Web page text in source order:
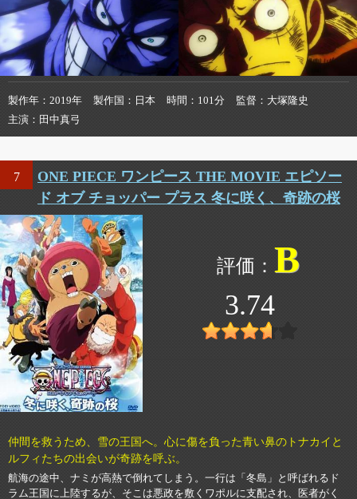
製作年 2019年 製作国 日本 時間 101分 監督
大塚隆史
主演
田中真弓
7
ONE PIECE ワンピース THE MOVIE エピソー
ド オブ チョッパー プラス 冬に咲く、奇跡の桜
B
3.74
仲間を救うため、雪の王国へ。心に傷を負った青い鼻のトナカイと
ルフィたちの出会いが奇跡を呼ぶ。
航海の途中、ナミが高熱で倒れてしまう。一行は「冬島」と呼ばれるド
ラム王国に上陸するが、そこは悪政を敷くワポルに支配され、医者がく